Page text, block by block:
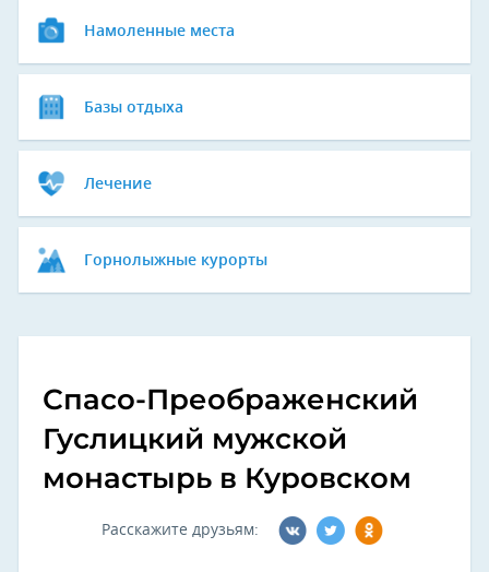
Намоленные места
Базы отдыха
Лечение
Горнолыжные курорты
Спасо-Преображенский
Гуслицкий мужской
монастырь в Куровском
Расскажите друзьям: